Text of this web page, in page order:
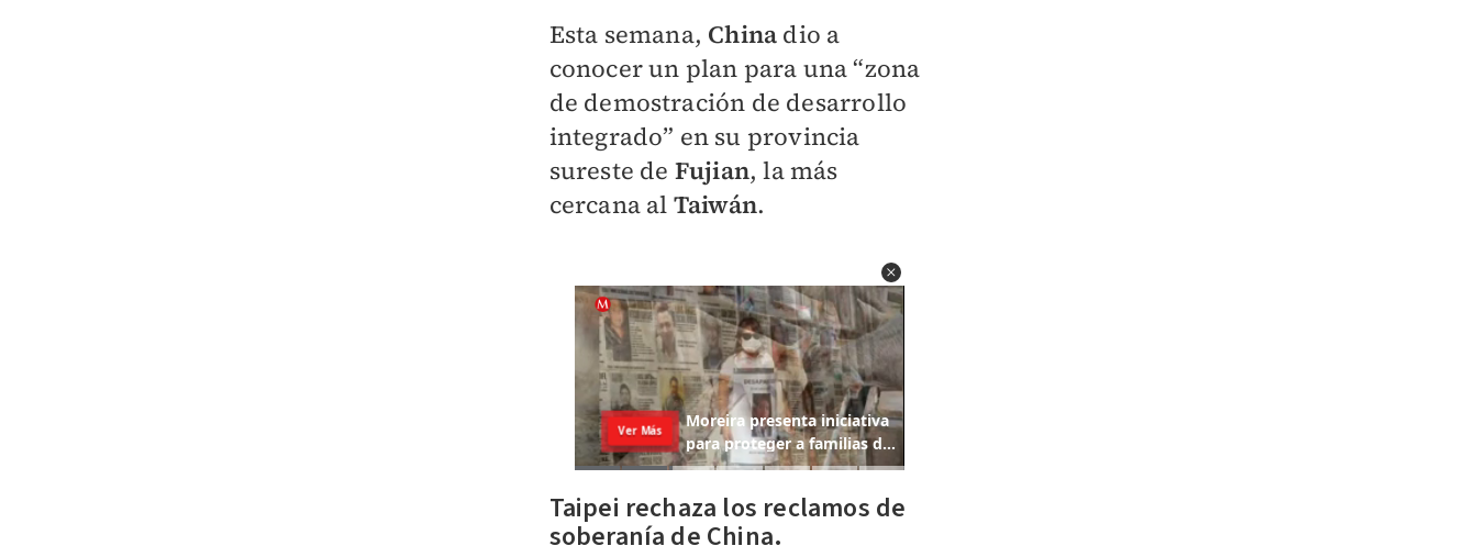
Esta semana, China dio a
conocer un plan para una “zona
de demostración de desarrollo
integrado” en su provincia
sureste de Fujian, la más
cercana al Taiwán.
Taipei rechaza los reclamos de
soberanía de China.